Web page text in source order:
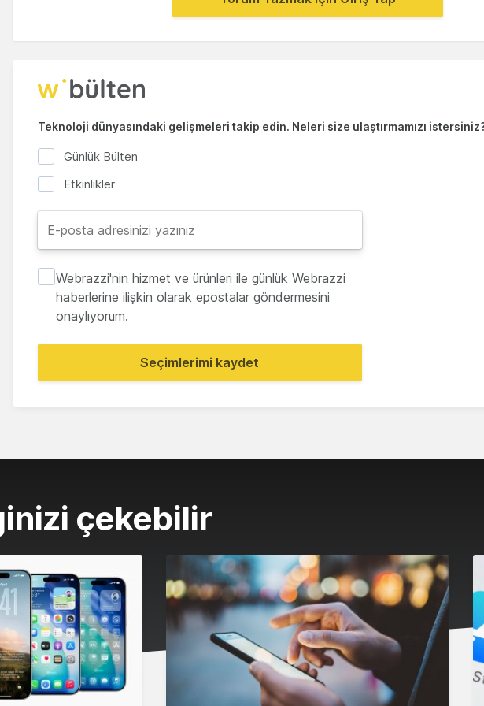
Teknoloji dünyasındaki gelişmeleri takip edin. Neleri size ulaştırmamızı
Günlük Bülten
Etkinlikler
Webrazzi'nin hizmet ve ürünleri ile günlük Webrazzi
haberlerine ilişkin olarak epostalar göndermesini
onaylıyorum.
Seçimlerimi kaydet
çekebilir